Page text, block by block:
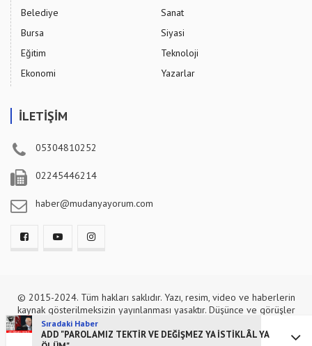
Sıradaki Haber
ADD "PAROLAMIZ TEKTİR VE DEĞİŞMEZ YA İSTİKLÂL YA
Belediye
Bursa
Eğitim
Ekonomi
Sanat
Siyasi
Teknoloji
Yazarlar
İLETİŞİM
05304810252
02245446214
haber@mudanyayorum.com
© 2015-2024. Tüm hakları saklıdır. Yazı, resim, video ve haberlerin
kaynak gösterilmeksizin yayınlanması yasaktır. Düşünce ve görüşler